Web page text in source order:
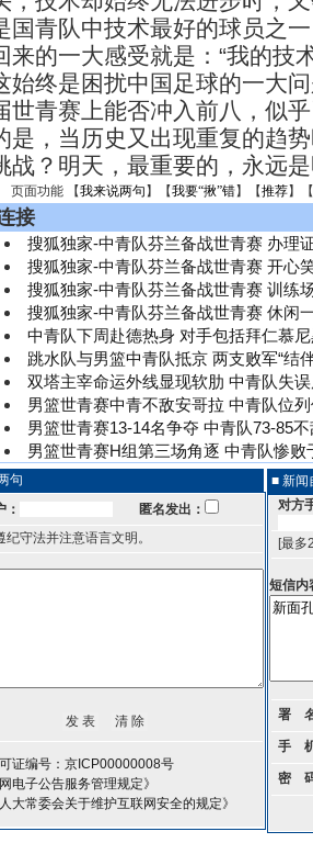
国青队中技术最好的球员之
来的一大感受就是：“我的技
始终是困扰中国足球的一大
世青赛上能否冲入前八，似
是，当历史又出现重复的趋
战？明天，最重要的，永
页面功能 【我来说两句 】【我要“揪”错】【推荐】
接
搜狐独家-中青队芬兰备战世青赛 办理
搜狐独家-中青队芬兰备战世青赛 开心
搜狐独家-中青队芬兰备战世青赛 训练
搜狐独家-中青队芬兰备战世青赛 休闲
中青队下周赴德热身 对手包括拜仁慕
跳水队与男篮中青队抵京 两支败军“结
双塔主宰命运外线显现软肋 中青队失
男篮世青赛中青不敌安哥拉 中青队位
男篮世青赛13-14名争夺 中青队73-85
男篮世青赛H组第三场角逐 中青队惨败
句
匿名发出：
纪守法并注意语言文明。
证编号：京ICP00000008号
电子公告服务管理规定》
大常委会关于维护互联网安全的规定》
■ 新闻
对方
[最多
短信内
署
手
密